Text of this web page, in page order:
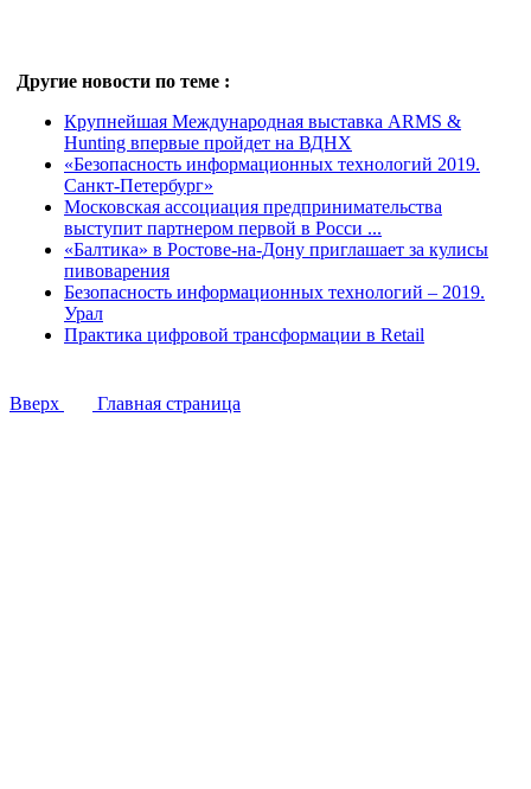
Другие новости по теме :
Крупнейшая Международная выставка ARMS &
Hunting впервые пройдет на ВДНХ
«Безопасность информационных технологий 2019.
Санкт-Петербург»
Московская ассоциация предпринимательства
выступит партнером первой в Росси ...
«Балтика» в Ростове-на-Дону приглашает за кулисы
пивоварения
Безопасность информационных технологий – 2019.
Урал
Практика цифровой трансформации в Retail
Вверх Главная страница